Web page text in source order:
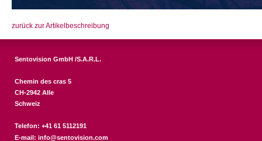
zurück zur Artikelbeschreibung
Sentovision GmbH /S.A.R.L.
Chemin des cras 5
CH-2942 Alle
Schweiz
Telefon: +41 61 5112191
E-mail: info@sentovision.com